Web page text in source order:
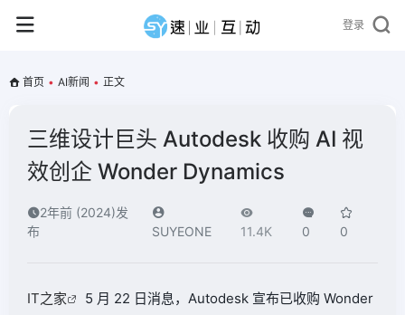
登录
首页 • AI新闻 • 正文
三维设计巨头 Autodesk 收购 AI 视
效创企 Wonder Dynamics
2年前 (2024)发
布
SUYEONE 11.4K 0 0
IT之家 5 月 22 日消息，Autodesk 宣布已收购 Wonder